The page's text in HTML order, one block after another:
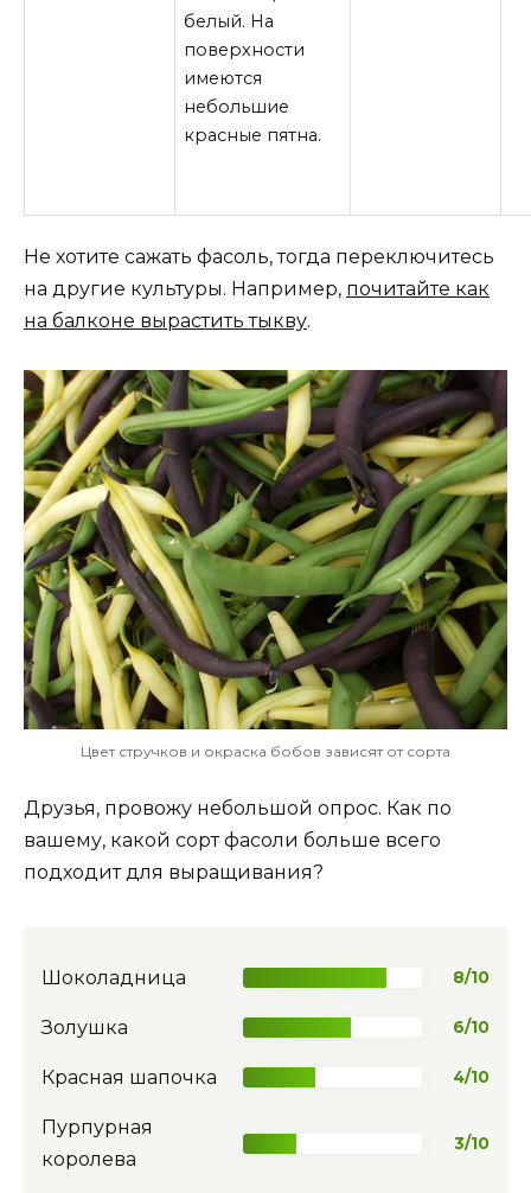
белый. На
поверхности
имеются
небольшие
красные пятна.
Не хотите сажать фасоль, тогда переключитесь
на другие культуры. Например, почитайте как
на балконе вырастить тыкву.
Цвет стручков и окраска бобов зависят от сорта
Друзья, провожу небольшой опрос. Как по
вашему, какой сорт фасоли больше всего
подходит для выращивания?
Шоколадница 8/10
Золушка 6/10
Красная шапочка 4/10
Пурпурная
королева
3/10